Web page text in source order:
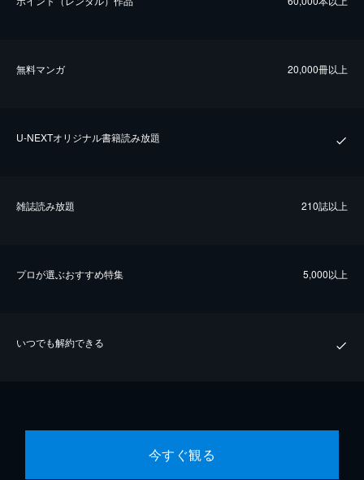
無料マンガ 20,000冊以上
U-NEXTオリジナル書籍読み放題
雑誌読み放題 210誌以上
プロが選ぶおすすめ特集 5,000以上
いつでも解約できる
今すぐ観る